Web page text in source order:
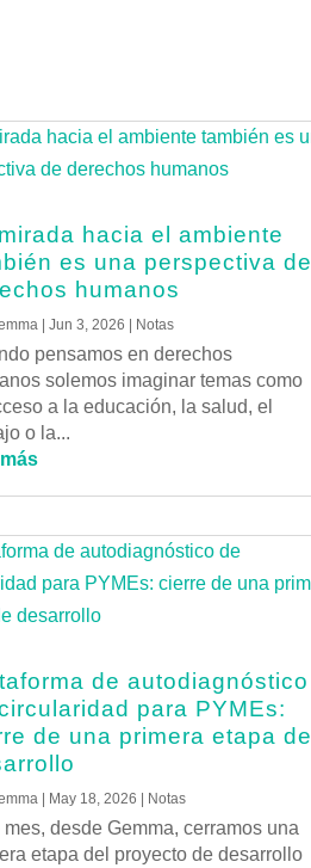
hacia el ambiente
es una perspectiva de
humanos
| Jun 3, 2026 | Notas
pensamos en derechos
solemos imaginar temas como
a la educación, la salud, el
o la...
de autodiagnóstico
para PYMEs:
de una primera etapa de
| May 18, 2026 | Notas
mes, desde Gemma, cerramos una
etapa del proyecto de desarrollo